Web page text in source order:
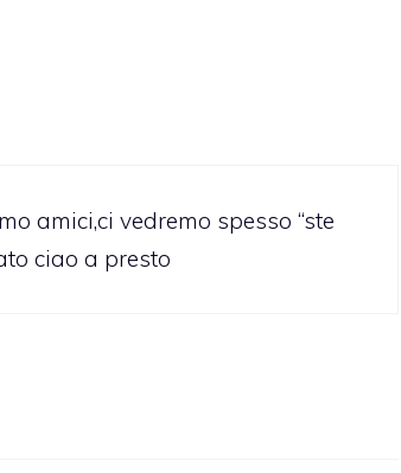
amici,ci vedremo spesso “ste
ciao a presto